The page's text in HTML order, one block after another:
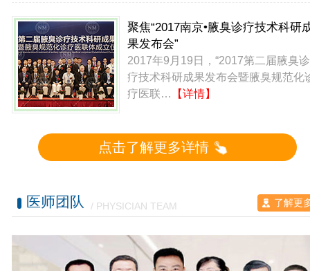
聚焦“2017南京•腋臭诊疗技术科研
果发布会”
2017年9月19日，“2017第二届腋臭诊
疗技术科研成果发布会暨腋臭规范化
疗医联…
【详情】
点击了解更多详情
医师团队 / PHYSICIAN TEAM 了解更